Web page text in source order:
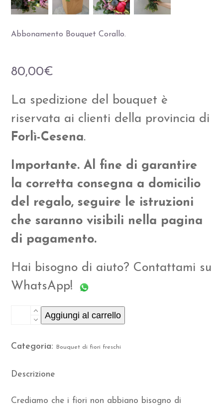
precedente
successiva
Abbonamento Bouquet Corallo.
80,00€
La spedizione del bouquet è
riservata ai clienti della provincia di
Forlì-Cesena.
Importante. Al fine di garantire
la corretta consegna a domicilio
del regalo, seguire le istruzioni
che saranno visibili nella pagina
di pagamento.
Hai bisogno di aiuto? Contattami su
WhatsApp!
Abbonamento
Corallo.
quantità
Aggiungi al carrello
Categoria: Bouquet di fiori freschi
Descrizione
Crediamo che i fiori non abbiano bisogno di